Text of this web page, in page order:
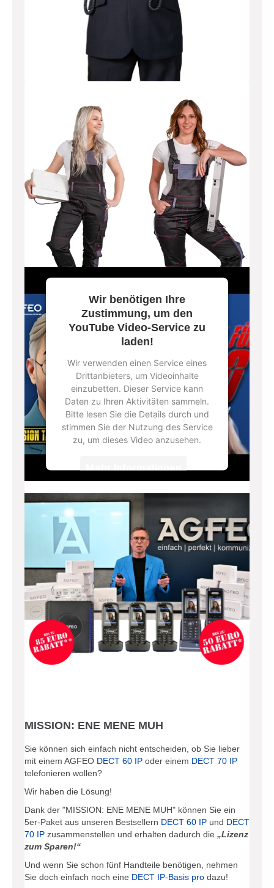
Wir benötigen Ihre
Zustimmung, um den
YouTube Video-Service zu
laden!
Wir verwenden einen Service eines
Drittanbieters, um Videoinhalte
einzubetten. Dieser Service kann
Daten zu Ihren Aktivitäten sammeln.
Bitte lesen Sie die Details durch und
stimmen Sie der Nutzung des Service
zu, um dieses Video anzusehen.
Mehr Informationen
Akzeptieren
powered by
Usercentrics Consent
Management Platform
&eRecht24
MISSION: ENE MENE MUH
Sie können sich einfach nicht entscheiden, ob Sie lieber
mit einem AGFEO DECT 60 IP oder einem DECT 70 IP
telefonieren wollen?
Wir haben die Lösung!
Dank der "MISSION: ENE MENE MUH" können Sie ein
5er-Paket aus unseren Bestsellern DECT 60 IP und DECT
70 IP zusammenstellen und erhalten dadurch die „Lizenz
zum Sparen!“
Und wenn Sie schon fünf Handteile benötigen, nehmen
Sie doch einfach noch eine DECT IP-Basis pro dazu!